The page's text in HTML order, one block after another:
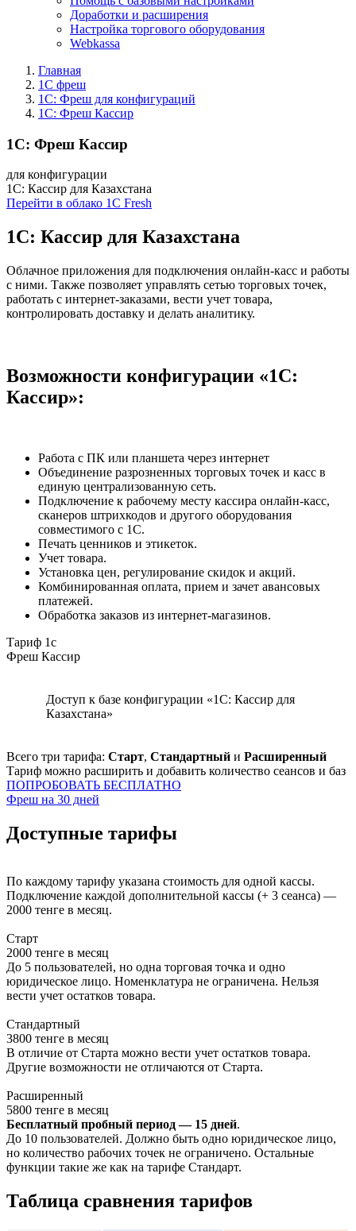
Доработки и расширения
Настройка торгового оборудования
Webkassa
Главная
1С фреш
1С: Фреш для конфигураций
1С: Фреш Кассир
1С: Фреш Кассир
для конфигурации
1С: Кассир для Казахстана
Перейти в облако 1С Fresh
1С: Кассир для Казахстана
Облачное приложения для подключения онлайн-касс и работы
с ними. Также позволяет управлять сетью торговых точек,
работать с интернет-заказами, вести учет товара,
контролировать доставку и делать аналитику.
Возможности конфигурации «1С:
Кассир»:
Работа с ПК или планшета через интернет
Объединение разрозненных торговых точек и касс в
единую централизованную сеть.
Подключение к рабочему месту кассира онлайн-касс,
сканеров штрихкодов и другого оборудования
совместимого с 1С.
Печать ценников и этикеток.
Учет товара.
Установка цен, регулирование скидок и акций.
Комбинированная оплата, прием и зачет авансовых
платежей.
Обработка заказов из интернет-магазинов.
Тариф 1с
Фреш Кассир
Доступ к базе конфигурации «1С: Кассир для
Казахстана»
Всего три тарифа: Старт, Стандартный и Расширенный
Тариф можно расширить и добавить количество сеансов и баз
ПОПРОБОВАТЬ БЕСПЛАТНО
Фреш на 30 дней
Доступные тарифы
По каждому тарифу указана стоимость для одной кассы.
Подключение каждой дополнительной кассы (+ 3 сеанса) —
2000 тенге в месяц.
Старт
2000 тенге в месяц
До 5 пользователей, но одна торговая точка и одно
юридическое лицо. Номенклатура не ограничена. Нельзя
вести учет остатков товара.
Стандартный
3800 тенге в месяц
В отличие от Старта можно вести учет остатков товара.
Другие возможности не отличаются от Старта.
Расширенный
5800 тенге в месяц
Бесплатный пробный период — 15 дней.
До 10 пользователей. Должно быть одно юридическое лицо,
но количество рабочих точек не ограничено. Остальные
функции такие же как на тарифе Стандарт.
Таблица сравнения тарифов